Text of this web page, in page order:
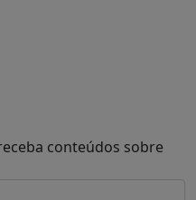
conteúdos sobre